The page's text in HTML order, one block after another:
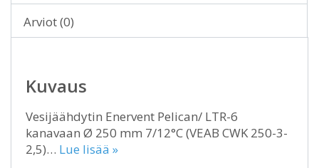
Arviot (0)
Kuvaus
Vesijäähdytin Enervent Pelican/ LTR-6
kanavaan Ø 250 mm 7/12°C (VEAB CWK 250-3-
2,5)… Lue lisää »